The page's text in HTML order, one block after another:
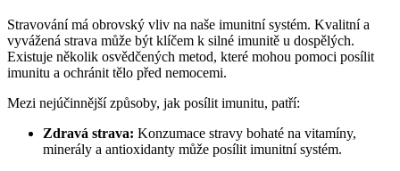
Stravování má obrovský vliv na naše imunitní systém. Kvalitní a
vyvážená strava může být klíčem k silné imunitě u dospělých.
Existuje několik osvědčených metod, které mohou pomoci posílit
imunitu a ochránit tělo před nemocemi.
Mezi nejúčinnější způsoby, jak posílit imunitu, patří:
Zdravá strava: Konzumace stravy bohaté na vitamíny,
minerály a antioxidanty může posílit imunitní systém.